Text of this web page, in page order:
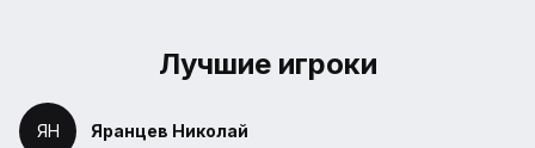
Лучшие игроки
Яранцев Николай
ЯН